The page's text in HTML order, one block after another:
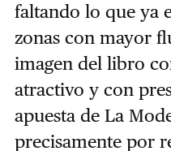
faltando lo que ya
zonas con mayor
imagen del libro
atractivo y con
apuesta de La
precisamente por